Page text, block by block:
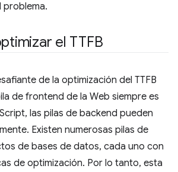
problema.
el TTFB
de la optimización del TTFB
de frontend de la Web siempre es
las pilas de backend pueden
Existen numerosas pilas de
de bases de datos, cada uno con
de optimización. Por lo tanto, esta